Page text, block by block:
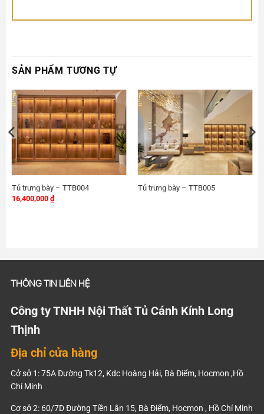
SẢN PHẨM TƯƠNG TỰ
Tủ trưng bày – TTB004
16,400,000 ₫
Tủ trưng bày – TTB005
THÔNG TIN LIÊN HỆ
Công ty TNHH Nội Thất Tủ Cánh Kính Long
Thịnh
Địa chỉ cửa hàng
Cở sở 1: 75A Đường Tk12, Kdc Hoàng Hải, Bà Điểm, Hocmon ,Hồ
Chí Minh
Cơ sở 2: 60/7D Đường Tiền Lân 15, Bà Điểm, Hocmon , Hồ Chí Minh